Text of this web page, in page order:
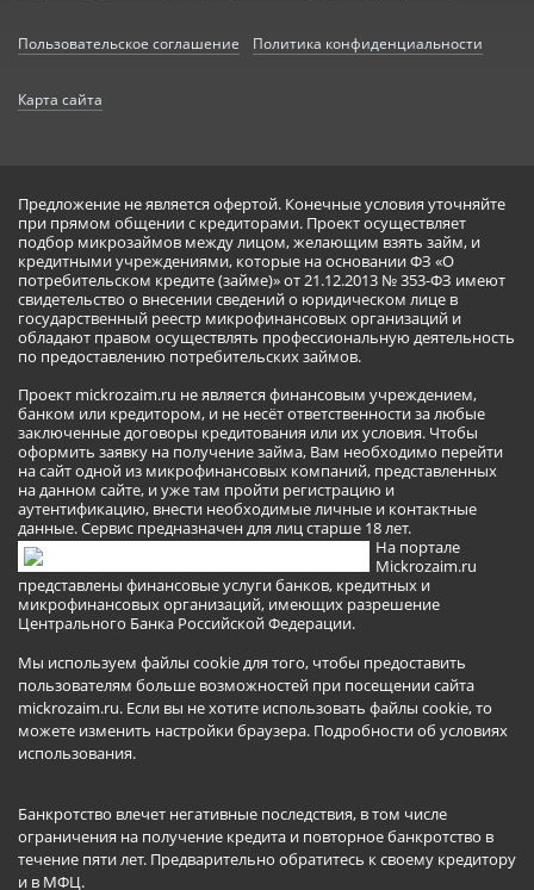
Пользовательское соглашение Политика конфиденциальности
Карта сайта
Предложение не является офертой. Конечные условия уточняйте
при прямом общении с кредиторами. Проект осуществляет
подбор микрозаймов между лицом, желающим взять займ, и
кредитными учреждениями, которые на основании ФЗ «О
потребительском кредите (займе)» от 21.12.2013 № 353-ФЗ имеют
свидетельство о внесении сведений о юридическом лице в
государственный реестр микрофинансовых организаций и
обладают правом осуществлять профессиональную деятельность
по предоставлению потребительских займов.
Проект mickrozaim.ru не является финансовым учреждением,
банком или кредитором, и не несёт ответственности за любые
заключенные договоры кредитования или их условия. Чтобы
оформить заявку на получение займа, Вам необходимо перейти
на сайт одной из микрофинансовых компаний, представленных
на данном сайте, и уже там пройти регистрацию и
аутентификацию, внести необходимые личные и контактные
данные. Сервис предназначен для лиц старше 18 лет.
На портале
Mickrozaim.ru
представлены финансовые услуги банков, кредитных и
микрофинансовых организаций, имеющих разрешение
Центрального Банка Российской Федерации.
Мы используем файлы cookie для того, чтобы предоставить
пользователям больше возможностей при посещении сайта
mickrozaim.ru. Если вы не хотите использовать файлы cookie, то
можете изменить настройки браузера. Подробности об условиях
использования.
Банкротство влечет негативные последствия, в том числе
ограничения на получение кредита и повторное банкротство в
течение пяти лет. Предварительно обратитесь к своему кредитору
и в МФЦ.